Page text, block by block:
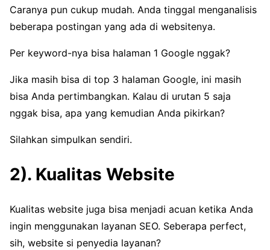
Caranya pun cukup mudah. Anda tinggal menganalisis
beberapa postingan yang ada di websitenya.
Per keyword-nya bisa halaman 1 Google nggak?
Jika masih bisa di top 3 halaman Google, ini masih
bisa Anda pertimbangkan. Kalau di urutan 5 saja
nggak bisa, apa yang kemudian Anda pikirkan?
Silahkan simpulkan sendiri.
2). Kualitas Website
Kualitas website juga bisa menjadi acuan ketika Anda
ingin menggunakan layanan SEO. Seberapa perfect,
sih, website si penyedia layanan?